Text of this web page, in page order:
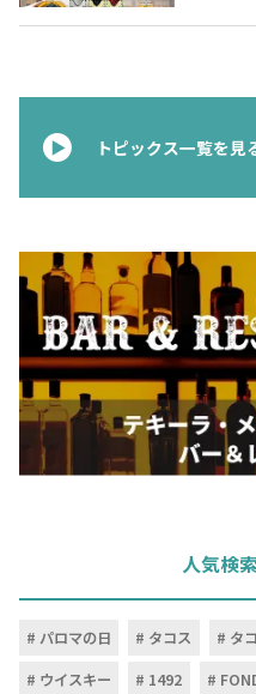
お問合せ プライバ
トピックス一覧を見
人気検
パロマの日 タコス タ
ウイスキー
1492